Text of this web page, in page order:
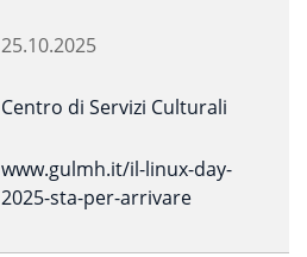
25.10.2025
Centro di Servizi Culturali
www.gulmh.it/il-linux-day-
2025-sta-per-arrivare